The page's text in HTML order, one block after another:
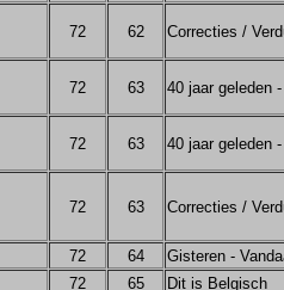
72 62 Correcties /
72 63 40 jaar geleden
72 63 40 jaar geleden
72 63 Correcties /
72 64
Gisteren -
72 65 Dit is Belgisch